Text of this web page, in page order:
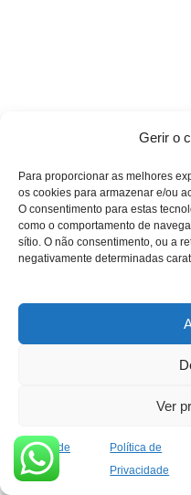
Gerir o
Para proporcionar as melhores
os cookies para armazenar e/ou
O consentimento para estas
como o comportamento de
sítio. O não consentimento, ou a
negativamente determinadas
Ver
Política de
cookies
Política de
Privacidade